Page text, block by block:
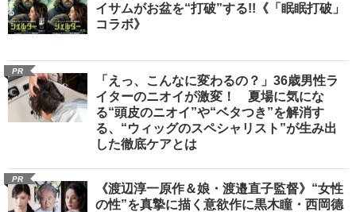
イサムがお盆を“打破”する!!《「眠眠打破」
コラボ》
PR
「えっ、こんなに変わるの？」36歳男性ラ
イターのニオイが激変！ 夏場に気にな
る“頭皮のニオイ”や“ベタつき”を解消す
る、“ウィッグのスペシャリスト”が生み出
した徹底ケアとは
PR
《渡辺淳一原作＆娘・渡邉直子監督》“女性
の性”を真摯に描く意欲作に黒木瞳・西岡德